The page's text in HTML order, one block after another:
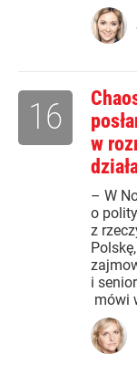
w
– W
o
z
i
mówi
16